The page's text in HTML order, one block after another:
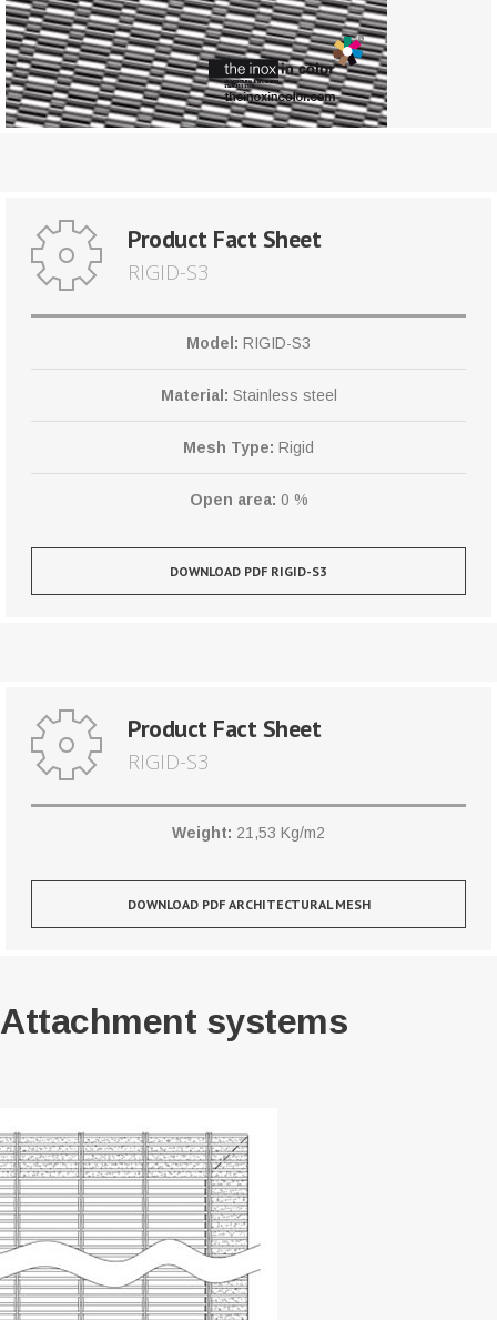
Product Fact Sheet
RIGID-S3
Model: RIGID-S3
Material: Stainless steel
Mesh Type: Rigid
Open area: 0 %
DOWNLOAD PDF RIGID-S3
Product Fact Sheet
RIGID-S3
Weight: 21,53 Kg/m2
DOWNLOAD PDF ARCHITECTURAL MESH
Attachment systems